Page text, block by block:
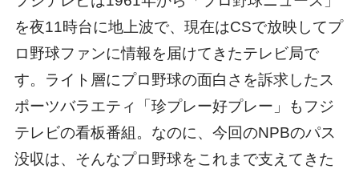
を夜11時台に地上波で、現在はCSで放映してプ
ロ野球ファンに情報を届けてきたテレビ局で
す。ライト層にプロ野球の面白さを訴求したス
ポーツバラエティ「珍プレー好プレー」もフジ
テレビの看板番組。なのに、今回のNPBのパス
没収は、そんなプロ野球をこれまで支えてきた